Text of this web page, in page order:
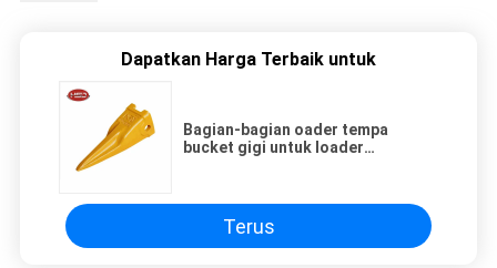
Dapatkan Harga Terbaik untuk
Bagian-bagian oader tempa
bucket gigi untuk loader
Terus